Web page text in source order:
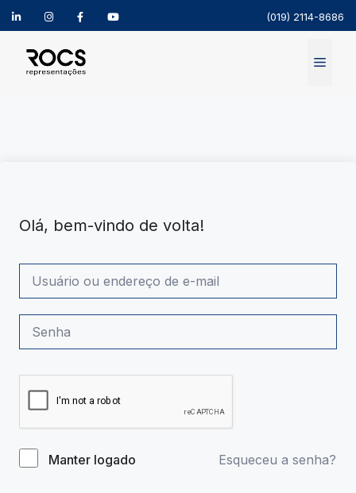
(019) 2114-8686
para
Menu
Olá, bem-vindo de volta!
Manter logado Esqueceu a senha?